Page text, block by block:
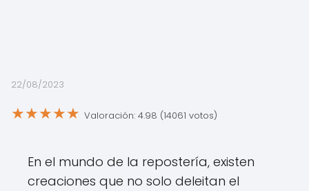
22/08/2023
★★★★★ Valoración: 4.98 (14061 votos)
En el mundo de la repostería, existen
creaciones que no solo deleitan el